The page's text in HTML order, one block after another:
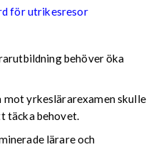
för utrikesresor
behöver öka
yrkeslärarexamen skulle
täcka behovet.
lärare och